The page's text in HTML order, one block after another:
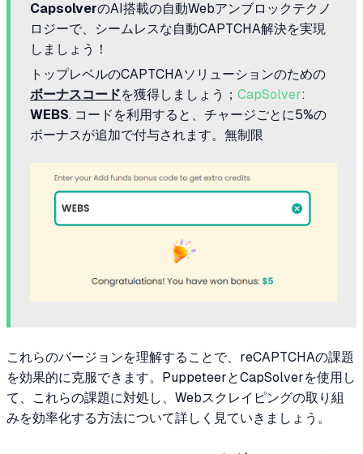
CapsolverのAI搭載の自動Webアンブロックテクノ
ロジーで、シームレスな自動CAPTCHA解決を実現
しましょう！
トップレベルのCAPTCHAソリューションのための
ボーナスコードを獲得しましょう； CapSolver:
WEBS. コードを利用すると、チャージごとに5%の
ボーナスが追加で付与されます。無制限
これらのバージョンを理解することで、reCAPTCHAの課題
を効果的に克服できます。PuppeteerとCapSolverを使用し
て、これらの課題に対処し、Webスクレイピングの取り組
みを効率化する方法について詳しく見ていきましょう。